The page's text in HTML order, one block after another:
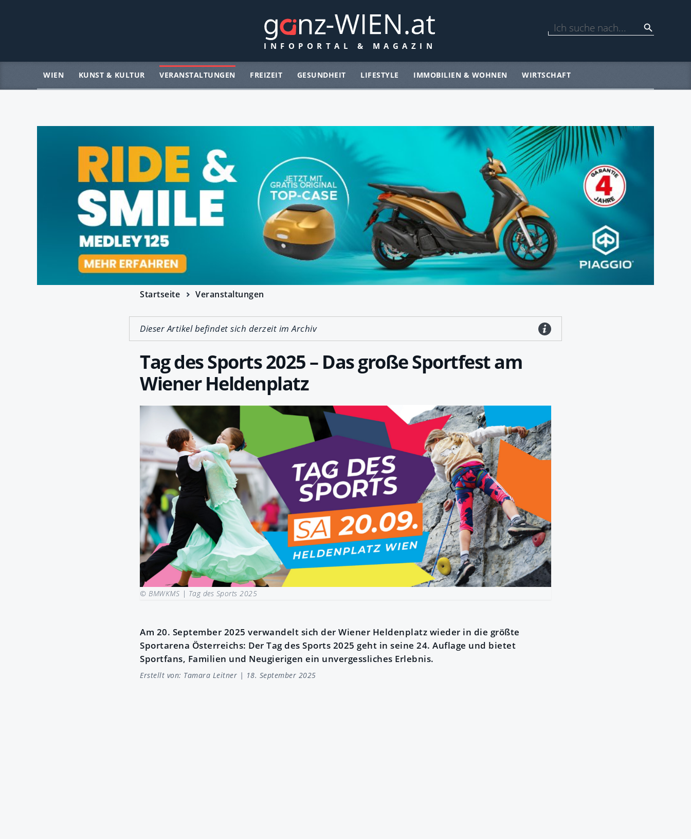
WIEN KUNST & KULTUR VERANSTALTUNGEN FREIZEIT GESUNDHEIT LIFESTYLE IMMOBILIEN & WOHNEN WIRTSCHAFT
Startseite Veranstaltungen
Dieser Artikel befindet sich derzeit im Archiv
Tag des Sports 2025 – Das große Sportfest am
Wiener Heldenplatz
© BMWKMS | Tag des Sports 2025
Am 20. September 2025 verwandelt sich der Wiener Heldenplatz wieder in die größte
Sportarena Österreichs: Der Tag des Sports 2025 geht in seine 24. Auflage und bietet
Sportfans, Familien und Neugierigen ein unvergessliches Erlebnis.
Erstellt von: Tamara Leitner | 18. September 2025